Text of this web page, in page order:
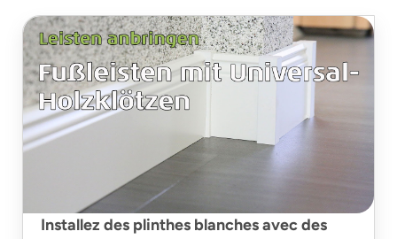
Installez des plinthes blanches avec des